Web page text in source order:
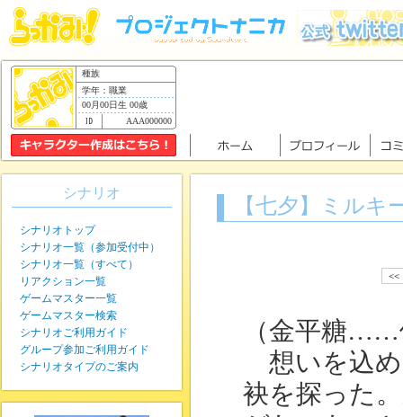
種族
学年：職業
00月00日生 00歳
AAA000000
【七夕】ミル
<<
（金平糖
想いを込
袂を探った。
シナリオ
シナリオトップ
シナリオ一覧（参加受付中）
シナリオ一覧（すべて）
リアクション一覧
ゲームマスター一覧
ゲームマスター検索
シナリオご利用ガイド
グループ参加ご利用ガイド
シナリオタイプのご案内